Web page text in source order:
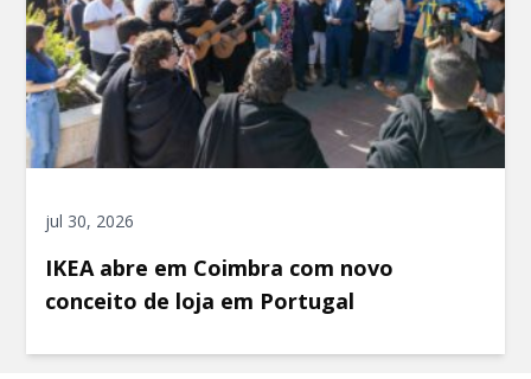
jul 30, 2026
IKEA abre em Coimbra com novo
conceito de loja em Portugal